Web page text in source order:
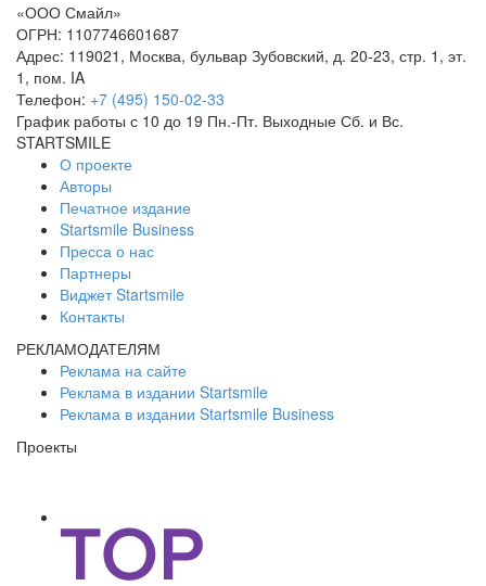
«ООО Смайл»
ОГРН: 1107746601687
Адрес: 119021 , Москва, бульвар Зубовский, д. 20-23, стр. 1, эт.
1, пом. IA
Телефон: +7 (495) 150-02-33
График работы с 10 до 19 Пн.-Пт. Выходные Сб. и Вс.
STARTSMILE
О проекте
Авторы
Печатное издание
Startsmile Business
Пресса о нас
Партнеры
Виджет Startsmile
Контакты
РЕКЛАМОДАТЕЛЯМ
Реклама на сайте
Реклама в издании Startsmile
Реклама в издании Startsmile Business
Проекты